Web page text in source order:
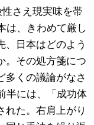
さえ現実味を帯
は、きわめて厳し
日本はどのよう
。その処方箋につ
多くの議論がなさ
半には、「成功体
れた。右肩上がり